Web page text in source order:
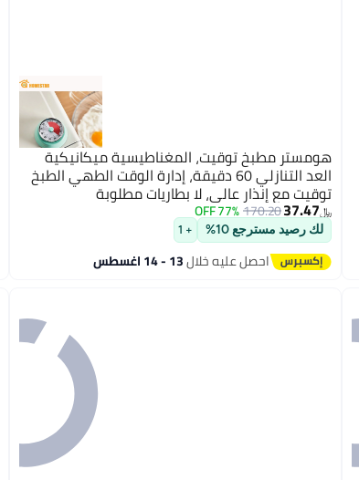
هومستر مطبخ توقيت، المغناطيسية ميكانيكية
العد التنازلي 60 دقيقة، إدارة الوقت الطهي الطبخ
توقيت مع إنذار عالي، لا بطاريات مطلوبة
﷼‏37.47
170.20
77% OFF
لك رصيد مسترجع 10% + 1
احصل عليه خلال13 - 14 اغسطس